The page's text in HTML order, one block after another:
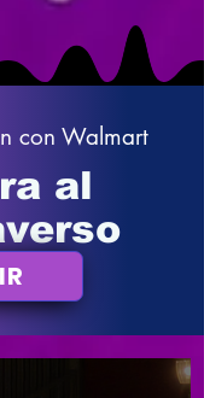
con Walmart
al
IR